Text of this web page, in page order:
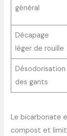
général
Décapage
léger de rouille
Désodorisation
des gants
Le bicarbonate
compost et